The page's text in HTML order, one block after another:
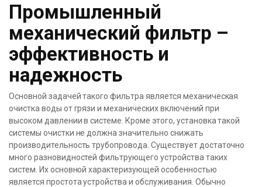
Промышленный
механический фильтр –
эффективность и
надежность
Основной задачей такого фильтра является механическая
очистка воды от грязи и механических включений при
высоком давлении в системе. Кроме этого, установка такой
системы очистки не должна значительно снижать
производительность трубопровода. Существует достаточно
много разновидностей фильтрующего устройства таких
систем. Их основной характеризующей особенностью
является простота устройства и обслуживания. Обычно